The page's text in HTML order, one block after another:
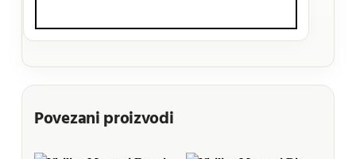
Povezani proizvodi